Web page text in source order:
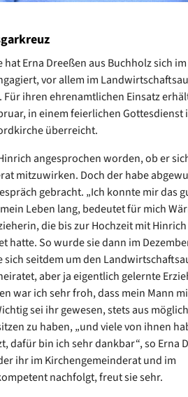
Erna Dreeßen aus Buchholz sich im
vor allem im
ihren ehrenamtlichen Einsatz
in einem feierlichen Gottesdienst
überreicht.
angesprochen worden, ob er
mitzuwirken. Doch der habe
gebracht. „Ich konnte mir das
Leben lang, bedeutet für mich
die bis zur Hochzeit mit
hatte. So wurde sie dann im
seitdem um den
aber ja eigentlich gelernte
war ich sehr froh, dass mein Mann
sei ihr gewesen, stets aus
zu haben, „und viele von ihnen
dafür bin ich sehr dankbar“, so Erna
ihr im Kirchengemeinderat und im
nachfolgt, freut sie sehr.